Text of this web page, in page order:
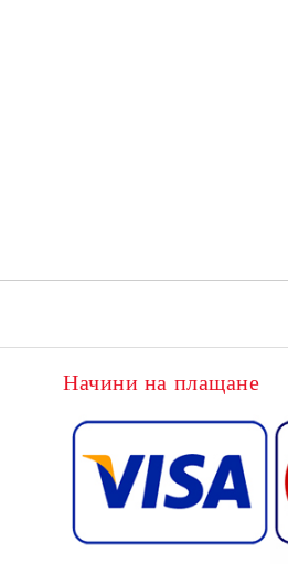
Начини на плащане